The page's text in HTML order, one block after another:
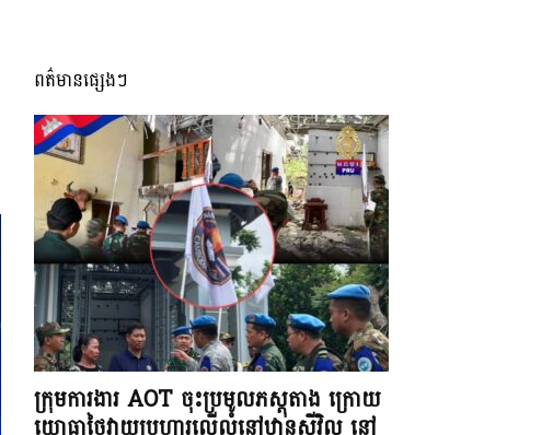
ពត៌មានផ្សេងៗ
ក្រុមការងារ AOT ចុះប្រមូលភស្តុតាង ក្រោយ